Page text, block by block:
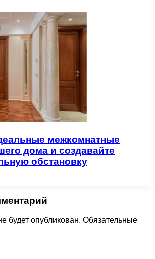
межкомнатные
дома и создавайте
обстановку
будет опубликован. Обязательные